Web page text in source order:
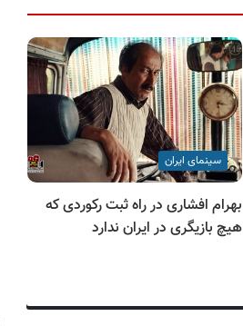
سینمای ایران
بهرام افشاری در راه ثبت رکوردی که
هیچ بازیگری در ایران ندارد